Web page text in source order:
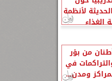
لأنظمة
الغذاء
910 أطنان من بؤر
في
ومدن...